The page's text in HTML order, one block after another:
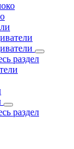
раздел
раздел